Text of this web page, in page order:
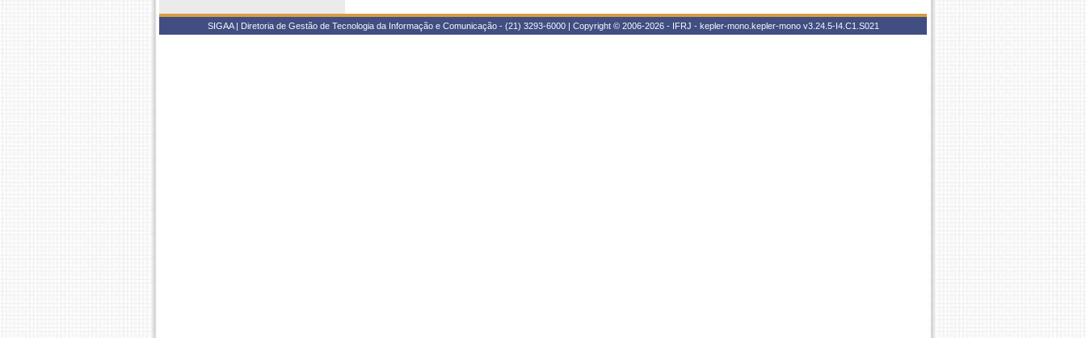
SIGAA | Diretoria de Gestão de Tecnologia da Informação e Comunicação - (21) 3293-6000 | Copyright © 2006-2026 - IFRJ - kepler-mono.kepler-mono v3.24.5-I4.C1.S021